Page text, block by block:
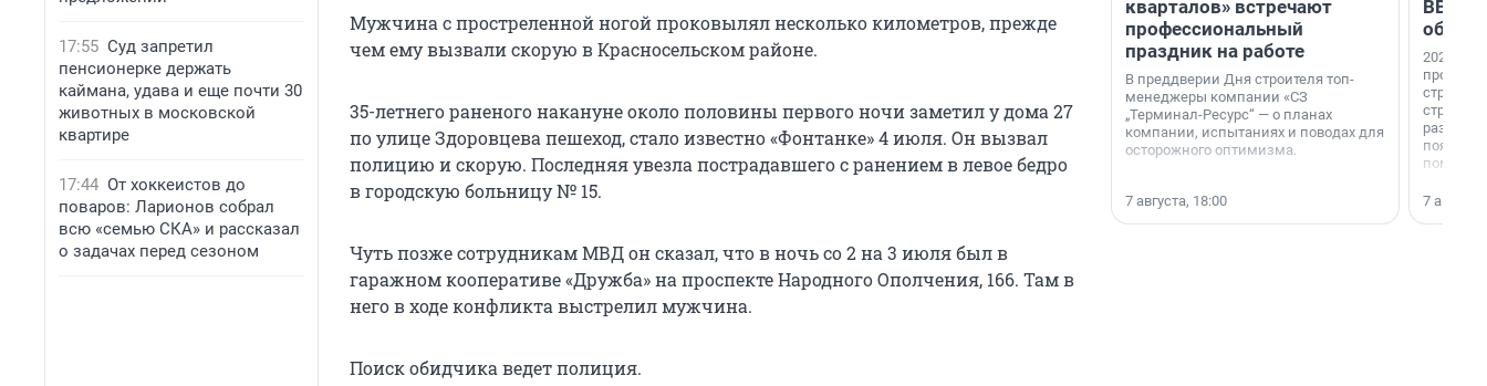
17:55 Суд запретил
пенсионерке держать
каймана, удава и еще почти 30
животных в московской
квартире
17:44 От хоккеистов до
поваров: Ларионов собрал
всю «семью СКА» и рассказал
о задачах перед сезоном
Мужчина с простреленной ногой проковылял несколько километров, прежде
чем ему вызвали скорую в Красносельском районе.
35-летнего раненого накануне около половины первого ночи заметил у дома 27
по улице Здоровцева пешеход, стало известно «Фонтанке» 4 июля. Он вызвал
полицию и скорую. Последняя увезла пострадавшего с ранением в левое бедро
в городскую больницу № 15.
Чуть позже сотрудникам МВД он сказал, что в ночь со 2 на 3 июля был в
гаражном кооперативе «Дружба» на проспекте Народного Ополчения, 166. Там в
него в ходе конфликта выстрелил мужчина.
Поиск обидчика ведет полиция.
кварталов» встречают
профессиональный
праздник на работе
В преддверии Дня строителя топ-
менеджеры компании «СЗ
„Терминал-Ресурс“ — о планах
компании, испытаниях и поводах для
осторожного оптимизма.
7 августа, 18:00
ВВП: в
об
2026-й —
раз. В
7